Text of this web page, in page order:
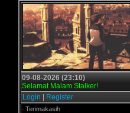
09-08-2026 (23:10)
Selamat Malam Stalker!
Login
Register
- Terimakasih